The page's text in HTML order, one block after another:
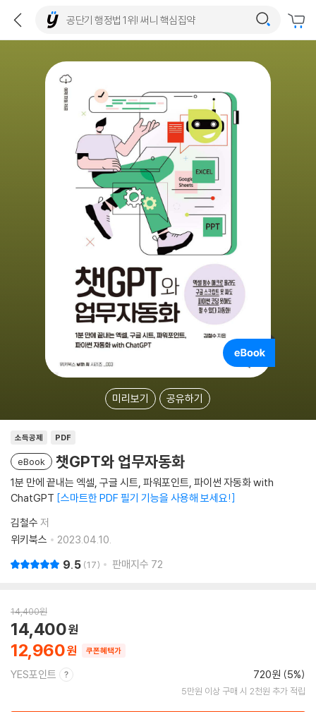
미리보기 공유하기
소득공제 PDF
eBook 챗GPT와 업무자동화
1분 만에 끝내는 엑셀, 구글 시트, 파워포인트, 파이썬 자동화 with
ChatGPT 스마트한 PDF 필기 기능을 사용해 보세요!
김철수 저
위키북스
2023.04.10.
9.5 17 판매지수 72
14,400원
12,960
14,400
쿠폰혜택가
YES포인트 720원 (5%)
5만원 이상 구매 시 2천원 추가 적립